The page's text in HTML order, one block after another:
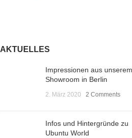
AKTUELLES
Impressionen aus unserem
Showroom in Berlin
2. März 2020 2 Comments
Infos und Hintergründe zu
Ubuntu World